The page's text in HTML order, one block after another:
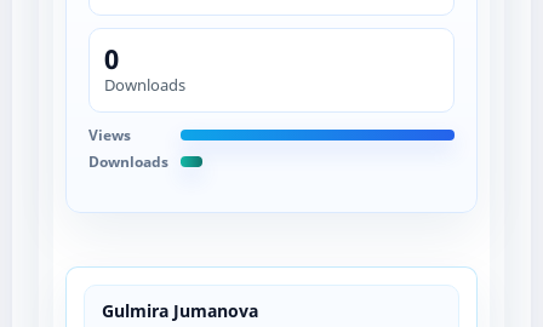
Gulmira Jumanova
0
Downloads
Views
Downloads